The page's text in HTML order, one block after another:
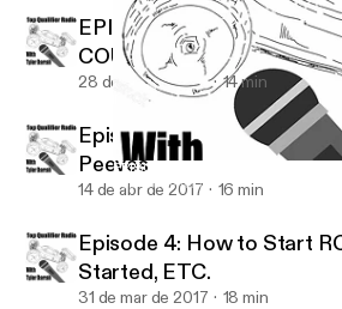
EPISODE 6: IS IT THE FINAL
Top Qualifier Radio
EPISODE 6: IS IT THE
28 de abr de 2017 14 min
Episode 5: Flyin' Solo, My
Peeves
14 de abr de 2017 16 min
Episode 4: How to Start
Started, ETC.
31 de mar de 2017 18 min